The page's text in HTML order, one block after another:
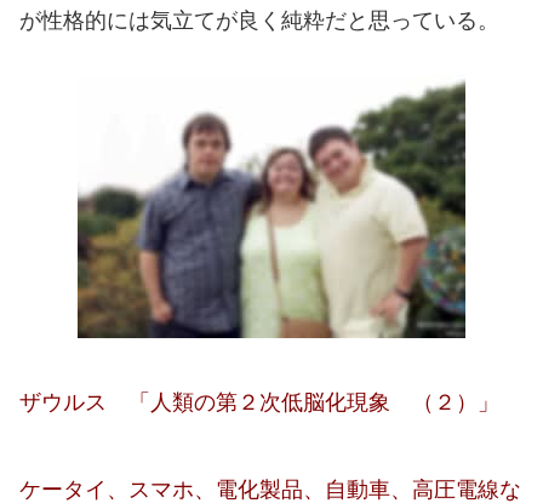
が性格的には気立てが良く純粋だと思っている。
ザウルス 「人類の第２次低脳化現象 （２）」
ケータイ、スマホ、電化製品、自動車、高圧電線な